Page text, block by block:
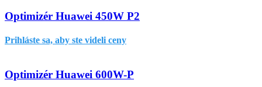
Optimizér Huawei 450W P2
Prihláste sa, aby ste videli ceny
Optimizér Huawei 600W-P